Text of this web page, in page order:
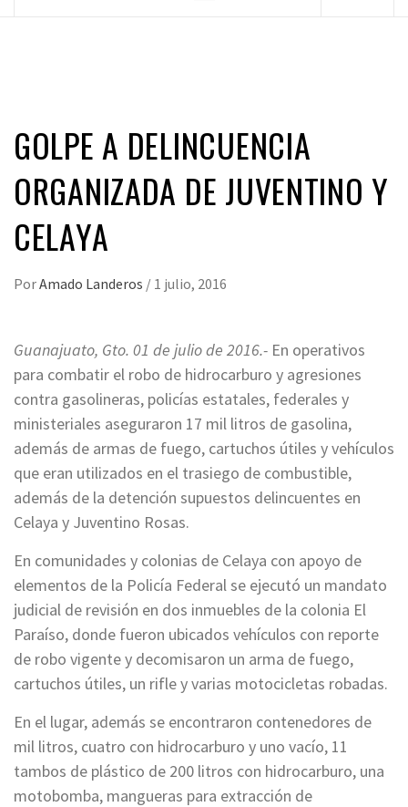
GOLPE A DELINCUENCIA
ORGANIZADA DE JUVENTINO Y
CELAYA
PorAmado Landeros / 1 julio, 2016
Guanajuato, Gto. 01 de julio de 2016.- En operativos
para combatir el robo de hidrocarburo y agresiones
contra gasolineras, policías estatales, federales y
ministeriales aseguraron 17 mil litros de gasolina,
además de armas de fuego, cartuchos útiles y vehículos
que eran utilizados en el trasiego de combustible,
además de la detención supuestos delincuentes en
Celaya y Juventino Rosas.
En comunidades y colonias de Celaya con apoyo de
elementos de la Policía Federal se ejecutó un mandato
judicial de revisión en dos inmuebles de la colonia El
Paraíso, donde fueron ubicados vehículos con reporte
de robo vigente y decomisaron un arma de fuego,
cartuchos útiles, un rifle y varias motocicletas robadas.
En el lugar, además se encontraron contenedores de
mil litros, cuatro con hidrocarburo y uno vacío, 11
tambos de plástico de 200 litros con hidrocarburo, una
motobomba, mangueras para extracción de